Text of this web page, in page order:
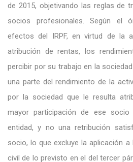
de 2015, objetivando las reglas de
socios profesionales. Según el
efectos del IRPF, en virtud de la
atribución de rentas, los
percibir por su trabajo en la
una parte del rendimiento de la
por la sociedad que le resulta
mayor participación de ese
entidad, y no una retribución
socio, lo que excluye la aplicación
civil de lo previsto en el del tercer